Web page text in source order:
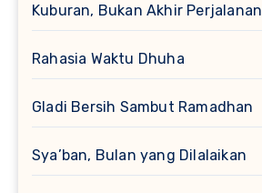
Kuburan, Bukan Akhir Perjalanan
Rahasia Waktu Dhuha
Gladi Bersih Sambut Ramadhan
Sya’ban, Bulan yang Dilalaikan